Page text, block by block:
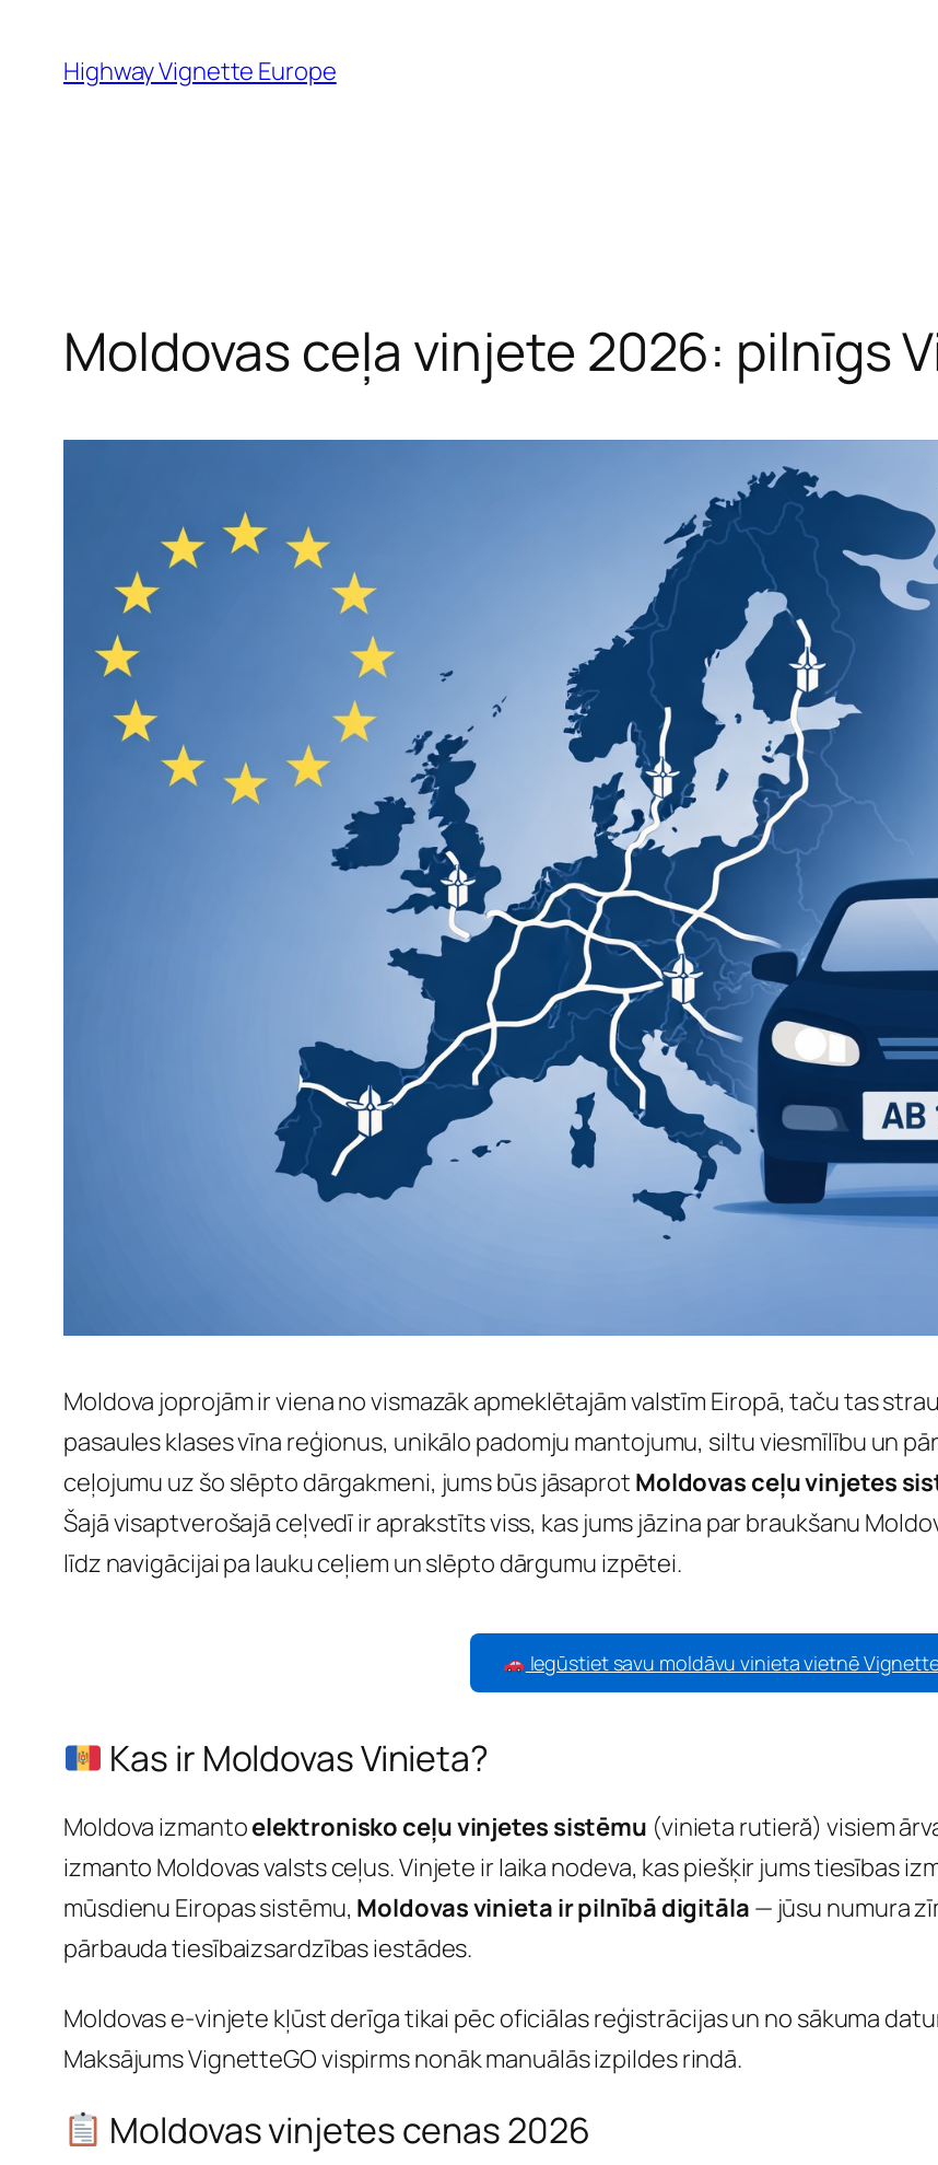
content
Highway Vignette Europe
Moldovas ceļa vinjete 2026: pilnīgs
Moldova joprojām ir viena no vismazāk apmeklētajām valstīm Eiropā, taču tas
pasaules klases vīna reģionus, unikālo padomju mantojumu, siltu viesmīlību un
ceļojumu uz šo slēpto dārgakmeni, jums būs jāsaprot Moldovas ceļu vinjetes
Šajā visaptverošajā ceļvedī ir aprakstīts viss, kas jums jāzina par braukšanu
līdz navigācijai pa lauku ceļiem un slēpto dārgumu izpētei.
Iegūstiet savu moldāvu vinieta vietnē
Kas ir Moldovas Vinieta?
Moldova izmantoelektronisko ceļu vinjetes sistēmu (vinieta rutieră) visiem
izmanto Moldovas valsts ceļus. Vinjete ir laika nodeva, kas piešķir jums tiesības
mūsdienu Eiropas sistēmu, Moldovas vinieta ir pilnībā digitāla — jūsu numura
pārbauda tiesībaizsardzības iestādes.
Moldovas e-vinjete kļūst derīga tikai pēc oficiālas reģistrācijas un no sākuma
Maksājums VignetteGO vispirms nonāk manuālās izpildes rindā.
Moldovas vinjetes cenas 2026